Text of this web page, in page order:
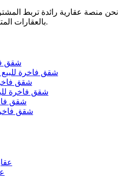
نحن منصة عقارية رائدة تربط
بالعقارات المتميزة في جميع أنحاء العالم.
شقق
شقق فاخرة للبيع
شقق
شقق فاخرة
شقق
شقق